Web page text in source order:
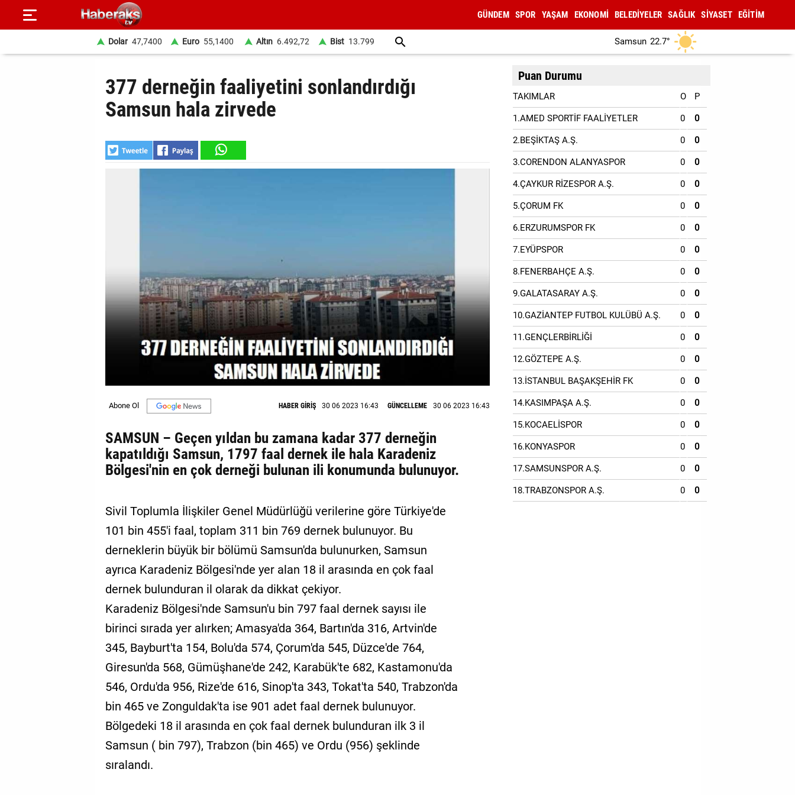
GÜNDEM SPOR YAŞAM EKONOMİ BELEDİYELER SAĞLIK SİYASET EĞİTİM
Dolar 47,7400 Euro 55,1400 Altın 6.492,72 Bist 13.799 Samsun 22.7°
377 derneğin faaliyetini sonlandırdığı
Samsun hala zirvede
HABER GİRİŞ 30 06 2023 16:43 GÜNCELLEME 30 06 2023 16:43
SAMSUN – Geçen yıldan bu zamana kadar 377 derneğin
kapatıldığı Samsun, 1797 faal dernek ile hala Karadeniz
Bölgesi'nin en çok derneği bulunan ili konumunda bulunuyor.
Sivil Toplumla İlişkiler Genel Müdürlüğü verilerine göre Türkiye'de
101 bin 455'i faal, toplam 311 bin 769 dernek bulunuyor. Bu
derneklerin büyük bir bölümü Samsun'da bulunurken, Samsun
ayrıca Karadeniz Bölgesi'nde yer alan 18 il arasında en çok faal
dernek bulunduran il olarak da dikkat çekiyor.
Karadeniz Bölgesi'nde Samsun'u bin 797 faal dernek sayısı ile
birinci sırada yer alırken; Amasya'da 364, Bartın'da 316, Artvin'de
345, Bayburt'ta 154, Bolu'da 574, Çorum'da 545, Düzce'de 764,
Giresun'da 568, Gümüşhane'de 242, Karabük'te 682, Kastamonu'da
546, Ordu'da 956, Rize'de 616, Sinop'ta 343, Tokat'ta 540, Trabzon'da
bin 465 ve Zonguldak'ta ise 901 adet faal dernek bulunuyor.
Bölgedeki 18 il arasında en çok faal dernek bulunduran ilk 3 il
Samsun ( bin 797), Trabzon (bin 465) ve Ordu (956) şeklinde
sıralandı.
Puan Durumu
TAKIMLAR O P
1.AMED SPORTİF FAALİYETLER 0 0
2.BEŞİKTAŞ A.Ş. 0 0
3.CORENDON ALANYASPOR 0 0
4.ÇAYKUR RİZESPOR A.Ş. 0 0
5.ÇORUM FK 0 0
6.ERZURUMSPOR FK 0 0
7.EYÜPSPOR 0 0
8.FENERBAHÇE A.Ş. 0 0
9.GALATASARAY A.Ş. 0 0
10.GAZİANTEP FUTBOL KULÜBÜ A.Ş. 0 0
11.GENÇLERBİRLİĞİ 0 0
12.GÖZTEPE A.Ş. 0 0
13.İSTANBUL BAŞAKŞEHİR FK 0 0
14.KASIMPAŞA A.Ş. 0 0
15.KOCAELİSPOR 0 0
16.KONYASPOR 0 0
17.SAMSUNSPOR A.Ş. 0 0
18.TRABZONSPOR A.Ş. 0 0